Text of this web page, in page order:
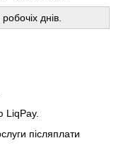
днів.
LiqPay.
післяплати